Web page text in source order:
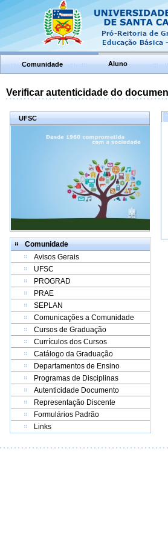
Comunidade Aluno
Verificar autenticidade do
UFSC
Comunidade
Avisos Gerais
UFSC
PROGRAD
PRAE
SEPLAN
Comunicações a Comunidade
Cursos de Graduação
Currículos dos Cursos
Catálogo da Graduação
Departamentos de Ensino
Programas de Disciplinas
Autenticidade Documento
Representação Discente
Formulários Padrão
Links